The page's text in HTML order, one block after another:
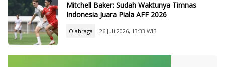
Mitchell Baker: Sudah Waktunya Timnas
Indonesia Juara Piala AFF 2026
Olahraga 26 Juli 2026, 13:33 WIB